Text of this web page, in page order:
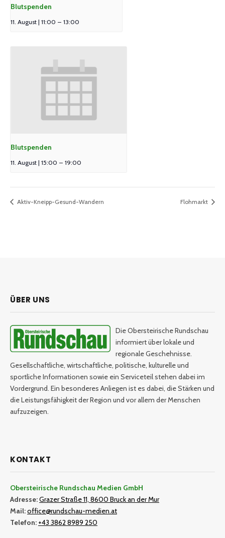
Blutspenden
11. August | 11:00 – 13:00
Blutspenden
11. August | 15:00 – 19:00
Aktiv-Kneipp-Gesund-Wandern Flohmarkt
ÜBER UNS
Die Obersteirische Rundschau
informiert über lokale und
regionale Geschehnisse.
Gesellschaftliche, wirtschaftliche, politische, kulturelle und
sportliche Informationen sowie ein Serviceteil stehen dabei im
Vordergrund. Ein besonderes Anliegen ist es dabei, die Stärken und
die Leistungsfähigkeit der Region und vor allem der Menschen
aufzuzeigen.
KONTAKT
Obersteirische Rundschau Medien GmbH
Adresse:Grazer Straße 11, 8600 Bruck an der Mur
Mail:office@rundschau-medien.at
Telefon: +43 3862 8989 250